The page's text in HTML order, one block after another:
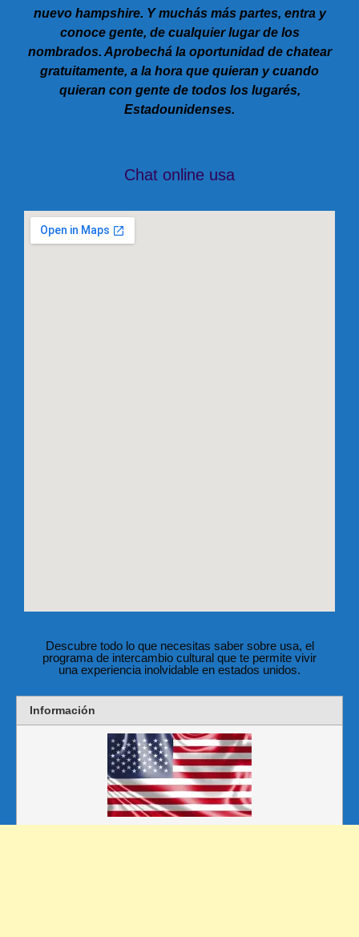
nuevo hampshire. Y muchás más partes, entra y
conoce gente, de cualquier lugar de los
nombrados. Aprobechá la oportunidad de chatear
gratuitamente, a la hora que quieran y cuando
quieran con gente de todos los lugarés,
Estadounidenses.
Chat online usa
Descubre todo lo que necesitas saber sobre usa, el
programa de intercambio cultural que te permite vivir
una experiencia inolvidable en estados unidos.
Información